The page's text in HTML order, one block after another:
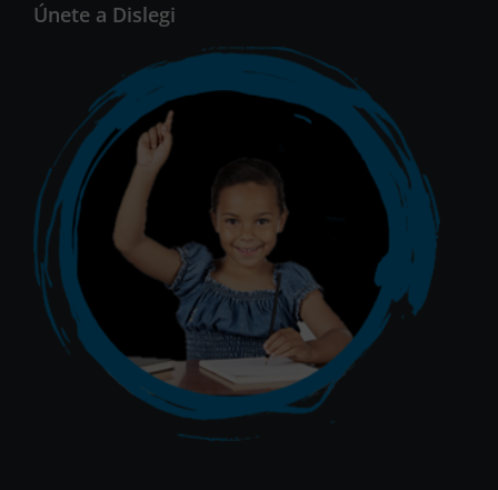
Únete a Dislegi